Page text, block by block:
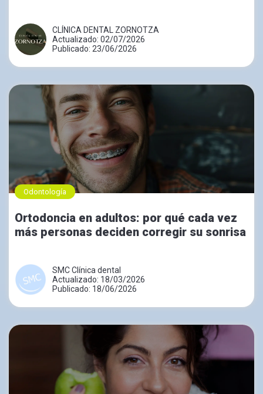
CLÍNICA DENTAL ZORNOTZA
Actualizado: 02/07/2026
Publicado: 23/06/2026
Odontología
Ortodoncia en adultos: por qué cada vez
más personas deciden corregir su sonrisa
SMC Clínica dental
Actualizado: 18/03/2026
Publicado: 18/06/2026